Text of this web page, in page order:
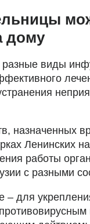
дому
виды
назначенных
Ленинских
работы
с разными
– для